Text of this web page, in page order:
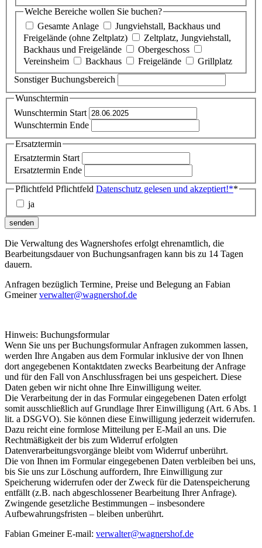
Welche Bereiche wollen Sie buchen?
Gesamte Anlage
Jungviehstall, Backhaus und
Freigelände (ohne Zeltplatz)
Zeltplatz, Jungviehstall,
Backhaus und Freigelände
Obergeschoss
Vereinsheim
Backhaus Freigelände
Grillplatz
Sonstiger Buchungsbereich
Wunschtermin
Wunschtermin Start
Wunschtermin Ende
Ersatztermin
Ersatztermin Start
Ersatztermin Ende
Pflichtfeld Pflichtfeld Datenschutz gelesen und akzeptiert!**
ja
senden
Die Verwaltung des Wagnershofes erfolgt ehrenamtlich, die
Bearbeitungsdauer von Buchungsanfragen kann bis zu 14 Tagen
dauern.
Anfragen bezüglich Termine, Preise und Belegung an Fabian
Gmeinerverwalter@wagnershof.de
Hinweis: Buchungsformular
Wenn Sie uns per Buchungsformular Anfragen zukommen lassen,
werden Ihre Angaben aus dem Formular inklusive der von Ihnen
dort angegebenen Kontaktdaten zwecks Bearbeitung der Anfrage
und für den Fall von Anschlussfragen bei uns gespeichert. Diese
Daten geben wir nicht ohne Ihre Einwilligung weiter.
Die Verarbeitung der in das Formular eingegebenen Daten erfolgt
somit ausschließlich auf Grundlage Ihrer Einwilligung (Art. 6 Abs. 1
lit. a DSGVO). Sie können diese Einwilligung jederzeit widerrufen.
Dazu reicht eine formlose Mitteilung per E-Mail an uns. Die
Rechtmäßigkeit der bis zum Widerruf erfolgten
Datenverarbeitungsvorgänge bleibt vom Widerruf unberührt.
Die von Ihnen im Formular eingegebenen Daten verbleiben bei uns,
bis Sie uns zur Löschung auffordern, Ihre Einwilligung zur
Speicherung widerrufen oder der Zweck für die Datenspeicherung
entfällt (z.B. nach abgeschlossener Bearbeitung Ihrer Anfrage).
Zwingende gesetzliche Bestimmungen – insbesondere
Aufbewahrungsfristen – bleiben unberührt.
Fabian Gmeiner E-mail: verwalter@wagnershof.de